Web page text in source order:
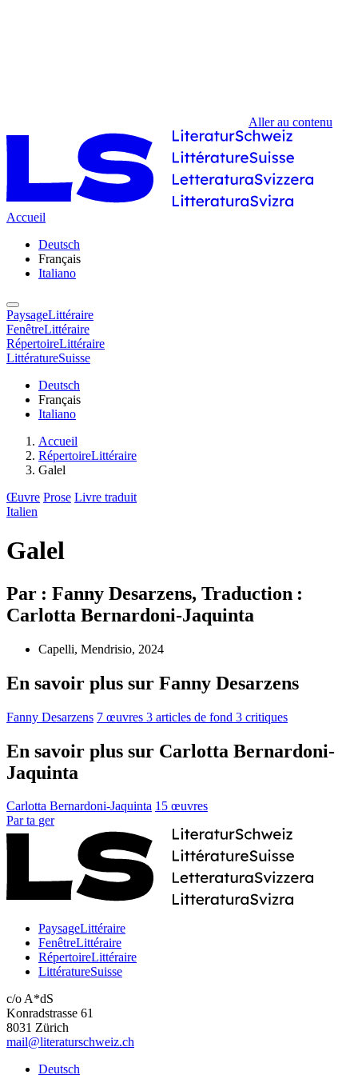
Aller au contenu
Accueil
Deutsch
Français
Italiano
PaysageLittéraire
FenêtreLittéraire
RépertoireLittéraire
LittératureSuisse
Deutsch
Français
Italiano
Accueil
RépertoireLittéraire
Galel
Œuvre Prose Livre traduit
Italien
Galel
Par : Fanny Desarzens, Traduction :
Carlotta Bernardoni-Jaquinta
Capelli, Mendrisio, 2024
En savoir plus sur Fanny Desarzens
Fanny Desarzens 7 œuvres 3 articles de fond 3 critiques
En savoir plus sur Carlotta Bernardoni-
Jaquinta
Carlotta Bernardoni-Jaquinta 15 œuvres
Par ta ger
PaysageLittéraire
FenêtreLittéraire
RépertoireLittéraire
LittératureSuisse
c/o A*dS
Konradstrasse 61
8031 Zürich
mail@literaturschweiz.ch
Deutsch